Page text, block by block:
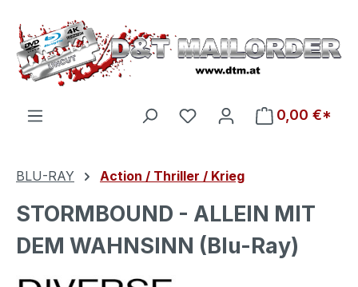
Zum Hauptinhalt springen
Du hast 0 Produkte auf
0,00 €*
BLU-RAY Action / Thriller / Krieg
STORMBOUND - ALLEIN MIT
DEM WAHNSINN (Blu-Ray)